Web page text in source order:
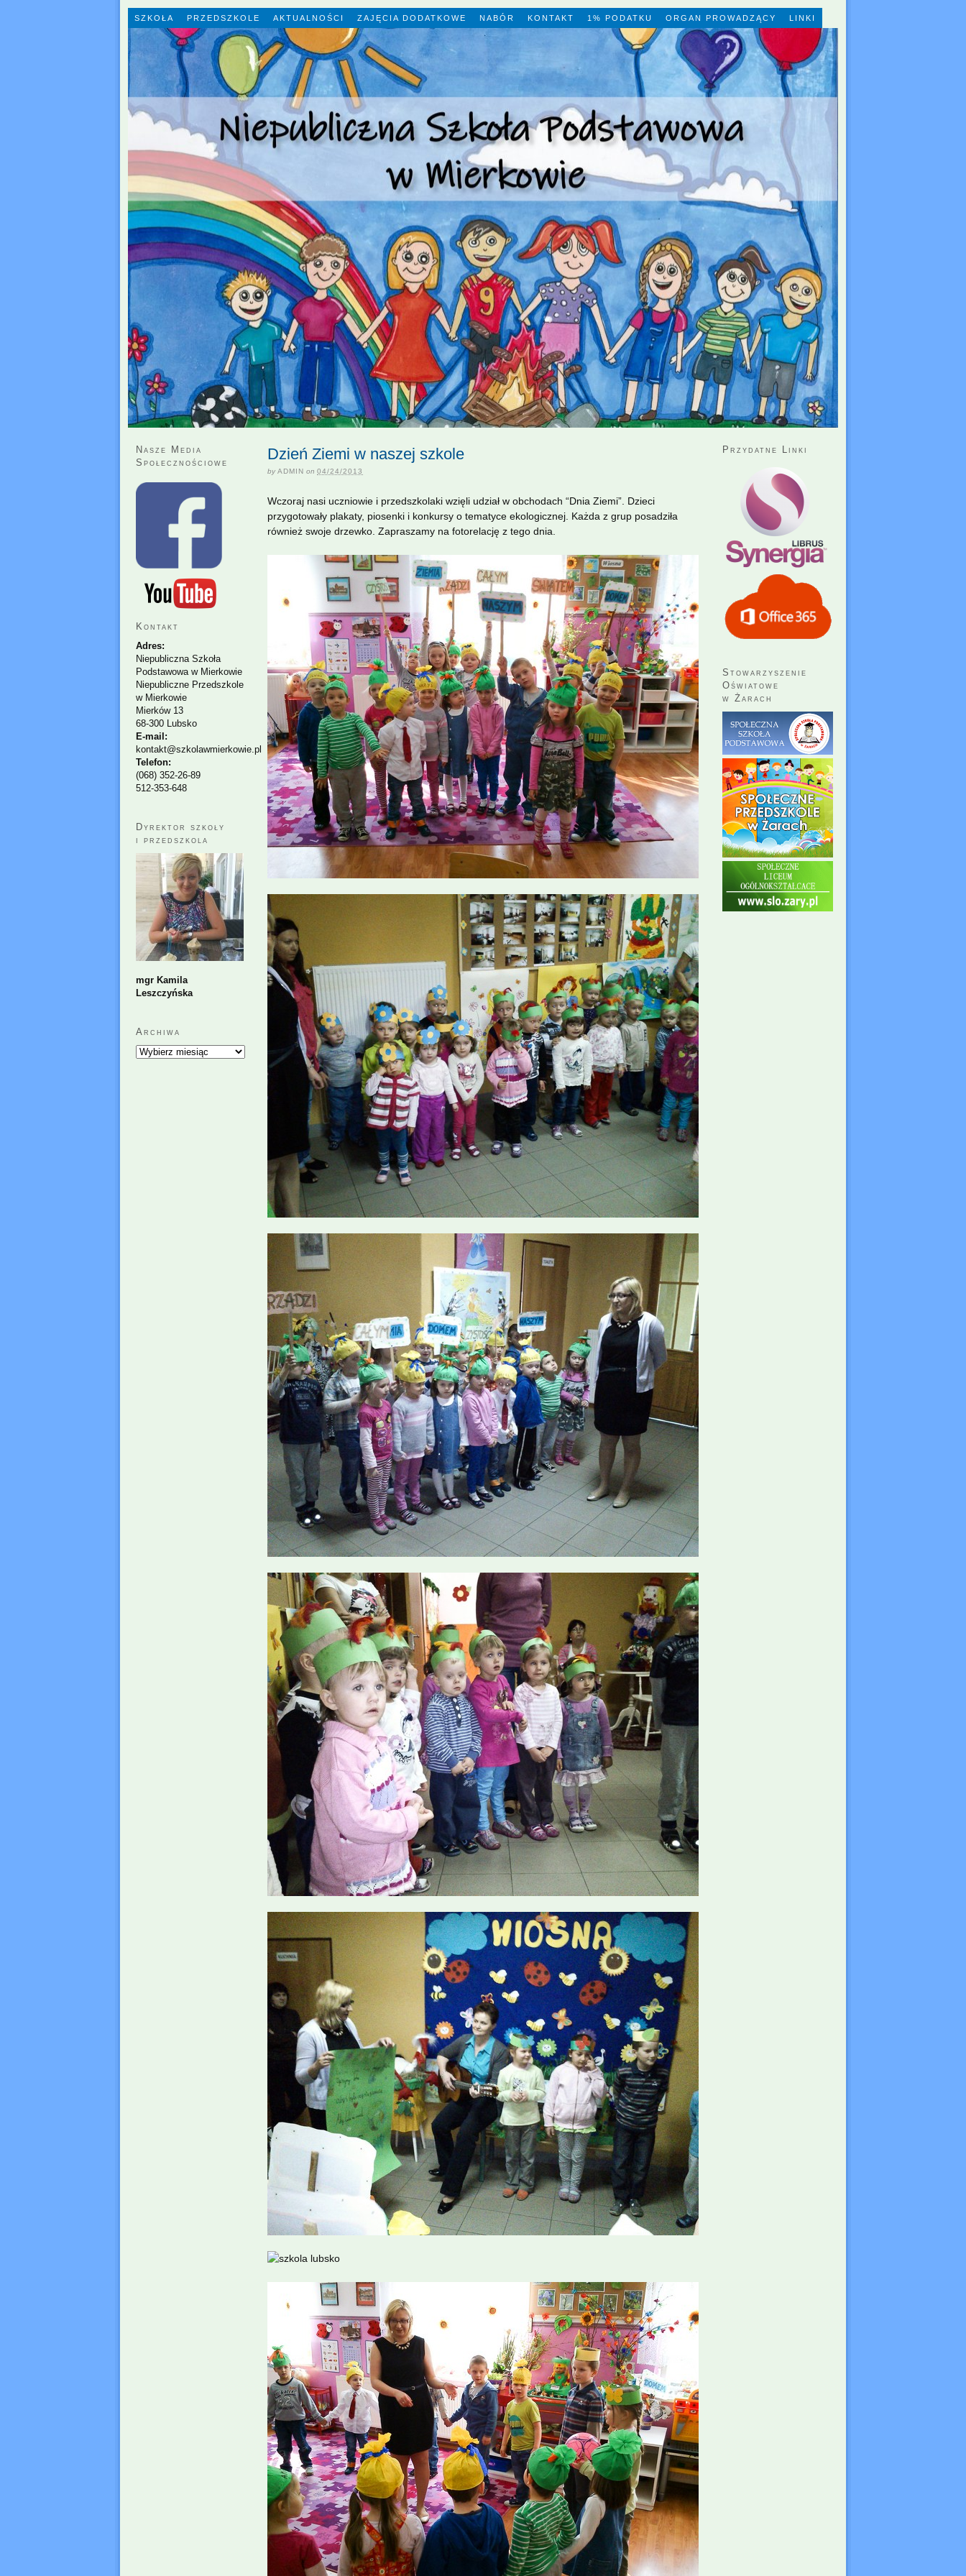
SZKOŁA PRZEDSZKOLE AKTUALNOŚCI ZAJĘCIA DODATKOWE NABÓR KONTAKT 1% PODATKU ORGAN PROWADZĄCY LINKI
Dzień Ziemi w naszej szkole
by ADMIN on 04/24/2013
Wczoraj nasi uczniowie i przedszkolaki wzięli udział w obchodach “Dnia Ziemi”. Dzieci
przygotowały plakaty, piosenki i konkursy o tematyce ekologicznej. Każda z grup posadziła
również swoje drzewko. Zapraszamy na fotorelację z tego dnia.
Nasze Media
Społecznościowe
Kontakt
Adres:
Niepubliczna Szkoła
Podstawowa w Mierkowie
Niepubliczne Przedszkole
w Mierkowie
Mierków 13
68-300 Lubsko
E-mail:
kontakt@szkolawmierkowie.pl
Telefon:
(068) 352-26-89
512-353-648
Dyrektor szkoły
i przedszkola
mgr Kamila
Leszczyńska
Archiwa
Archiwa
Przydatne Linki
Stowarzyszenie
Oświatowe
w Żarach